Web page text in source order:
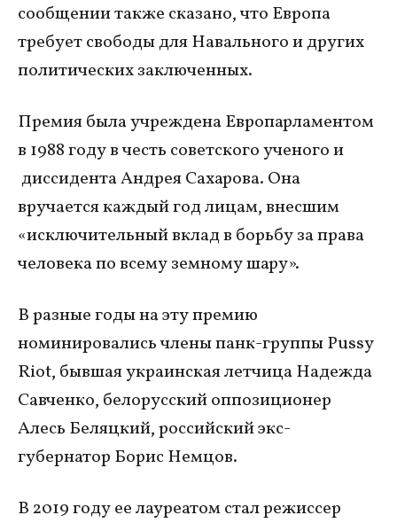
сообщении также сказано, что Европа
требует свободы для Навального и других
политических заключенных.
Премия была учреждена Европарламентом
в 1988 году в честь советского ученого и
диссидента Андрея Сахарова. Она
вручается каждый год лицам, внесшим
«исключительный вклад в борьбу за права
человека по всему земному шару».
В разные годы на эту премию
номинировались члены панк-группы Pussy
Riot, бывшая украинская летчица Надежда
Савченко, белорусский оппозиционер
Алесь Беляцкий, российский экс-
губернатор Борис Немцов.
В 2019 году ее лауреатом стал режиссер